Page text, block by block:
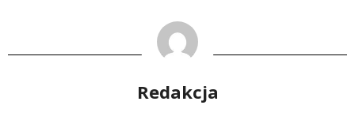
Redakcja